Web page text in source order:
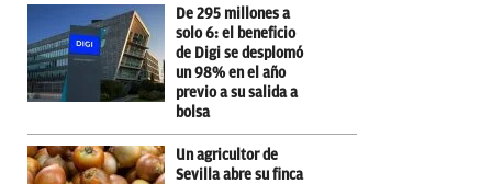
De 295 millones a
solo 6: el beneficio
de Digi se desplomó
un 98% en el año
previo a su salida a
bolsa
Un agricultor de
Sevilla abre su finca